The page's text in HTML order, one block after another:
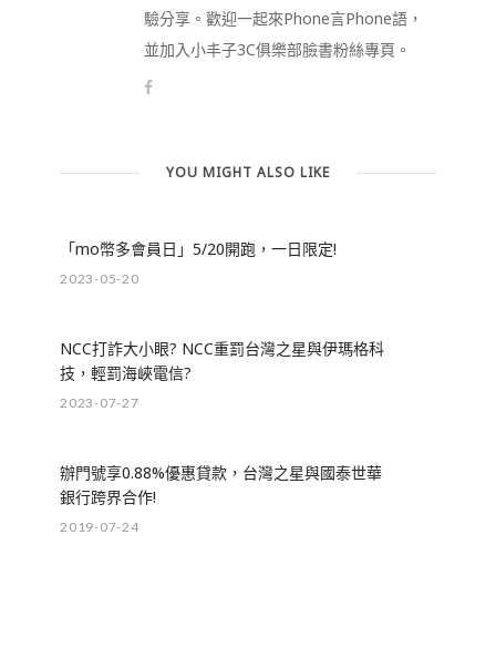
驗分享。歡迎一起來Phone言Phone語，
並加入小丰子3C俱樂部臉書粉絲專頁。
YOU MIGHT ALSO LIKE
「mo幣多會員日」5/20開跑，一日限定!
2023-05-20
NCC打詐大小眼? NCC重罰台灣之星與伊瑪格科
技，輕罰海峽電信?
2023-07-27
辦門號享0.88%優惠貸款，台灣之星與國泰世華
銀行跨界合作!
2019-07-24